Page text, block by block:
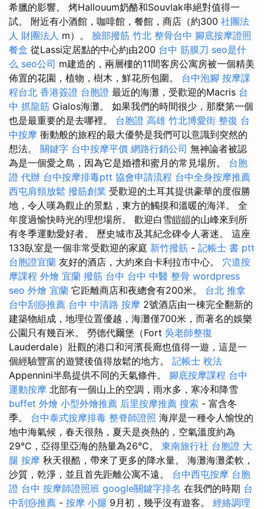
希臘的影響。 烤Hallouum奶酪和Souvlak串絕對值得一
試。 附近有小酒館，咖啡館，餐館，商店（約300 社團法
人 財團法人 m）。 臉部撥筋 竹北 整骨台中 腳底按摩證照
餐盒 從Lassi定居點的中心約由200 台中 筋膜刀 seo是什
么 seo公司 m建造的，兩層樓的11間客房公寓房被一個精美
佈置的花園，植物，樹木，鮮花所包圍。 台中泡腳 按摩課
程台北 香港簽證 台胞證 最近的海灘，受歡迎的Macris 台
中 抓龍筋 Gialos海灘。 如果我們的時間很少，那麼第一個
也是最重要的是去哪裡。 台胞證 高雄 竹北博愛街 整復 台
中按摩 衝動般的旅程的最大優勢是我們可以意識到突然的
想法。 關鍵字 台中按摩平價 網路行銷公司 無神論者被認
為是一個愛之島，因為它是婚禮和蜜月的常見場所。 台胞
證 代辦 台中按摩排毒ptt 協會申請流程 台中全身按摩推薦
西屯肩頸放鬆 撥筋創業 受歡迎的土耳其提供豪華的度假勝
地，令人嘆為觀止的景點，東方的觸摸和溫暖的海洋。 全
年度過愉快時光的理想場所。 歡迎白雪皚皚的山峰來到所
有冬季運動愛好者。 歷史城市及其紀念碑令人著迷。 這座
133臥室是一個非常受歡迎的家庭 新竹撥筋 - 記帳士 書 ptt
台胞證宜蘭 友好的酒店，大約來自卡利拉市中心。 穴道按
摩課程 外燴 宜蘭 撥筋 台中 台中 中醫 整骨 wordpress
seo 外燴 宜蘭 它距離商店和夜總會有200米。 台北 推拿
台中刮痧推薦 台中 中清路 按摩 2號酒店由一棟完全翻新的
建築物組成，地理位置優越，海灘僅700米，而著名的娛樂
公園只有幾百米。 勞德代爾堡（Fort 吳老師整復
Lauderdale）壯觀的港口和河濱長廊也值得一遊，這是一
個經驗豐富的遊覽後值得放鬆的地方。 記帳士 稅法
Appennini半島提供不同的天氣條件。 腳底按摩課程 台中
運動按摩 北部有一個山上的空調，雨水多，寒冷和降雪
buffet 外燴 小型外燴推薦 后里按摩推薦 搜索 - 富含冬
季。 台中泰式按摩排毒 整脊師證照 海岸是一種令人愉悅的
地中海氣候，春天很熱，夏天是炎熱的，空氣溫度約為
29°C，亞得里亞海的熱量為26°C。 東南旅行社 台胞證 大
腿 按摩 秋天很酷，帶來了更多的降水量。 海灘海灘柔軟，
沙質，乾淨，並且首先距離公寓不遠。 台中西屯按摩 台胞
證 台中 按摩師證照班 google關鍵字排名 在我們的時期 台
中刮痧推薦 - 按摩 小腿 9月初，幾乎沒有遊客。 經絡調理